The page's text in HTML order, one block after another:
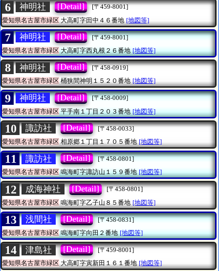
6 神明社 [Detail]
[〒459-8001]
愛知県名古屋市緑区 大高町字田中４６番地 [地図等]
7 神明社 [Detail]
[〒459-8001]
愛知県名古屋市緑区大高町字西丸根２６番地 [地図等]
8 神明社 [Detail]
[〒458-0919]
愛知県名古屋市緑区桶狭間神明１５２０番地 [地図等]
9 神明社 [Detail]
[〒458-0009]
愛知県名古屋市緑区平手南１丁目２０３番地 [地図等]
10 諏訪社 [Detail]
[〒458-0033]
愛知県名古屋市緑区 相原郷１丁目１７０５番地 [地図等]
11 諏訪社 [Detail]
[〒458-0801]
愛知県名古屋市緑区鳴海町字諏訪山１５９番地 [地図等]
12 成海神社 [Detail]
[〒458-0801]
愛知県名古屋市緑区 鳴海町字乙子山８５番地 [地図等]
13 浅間社 [Detail]
[〒458-0831]
愛知県名古屋市緑区鳴海町字向田２番地 [地図等]
14 津島社 [Detail]
[〒459-8001]
愛知県名古屋市緑区大高町字寅新田１６１番地 [地図等]